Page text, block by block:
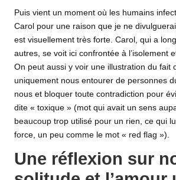
Puis vient un moment où les humains
Carol pour une raison que je ne
est visuellement très forte. Carol, qui a
autres, se voit ici confrontée à l’isolement
On peut aussi y voir une illustration du fait
uniquement nous entourer de personnes
nous et bloquer toute contradiction pour
dite « toxique » (mot qui avait un sens
beaucoup trop utilisé pour un rien, ce qui
force, un peu comme le mot « red flag »).
Une réflexion sur